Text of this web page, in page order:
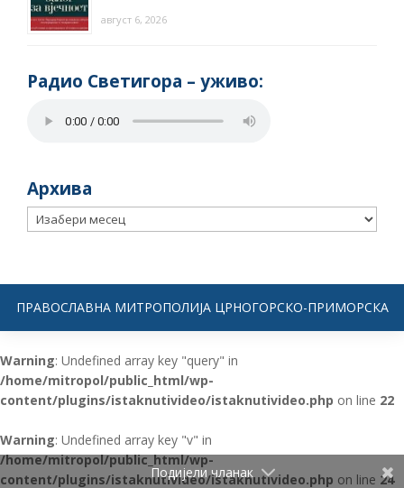
август 6, 2026
Радио Светигора – yживо:
Архива
Архива
ПРАВОСЛАВНА МИТРОПОЛИЈА ЦРНОГОРСКО-ПРИМОРСКА
Warning: Undefined array key "query" in
/home/mitropol/public_html/wp-
content/plugins/istaknutivideo/istaknutivideo.php on line 22
Warning: Undefined array key "v" in
/home/mitropol/public_html/wp-
content/plugins/istaknutivideo/istaknutivideo.php on line 24
Подијели чланак